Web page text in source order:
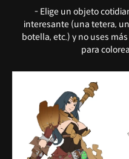
- Elige un objeto
interesante (una tetera,
botella, etc.) y no uses
para